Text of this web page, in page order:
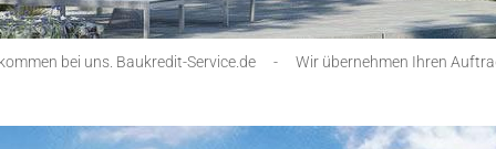
bei uns. Baukredit-Service.de - Wir übernehmen Ihren